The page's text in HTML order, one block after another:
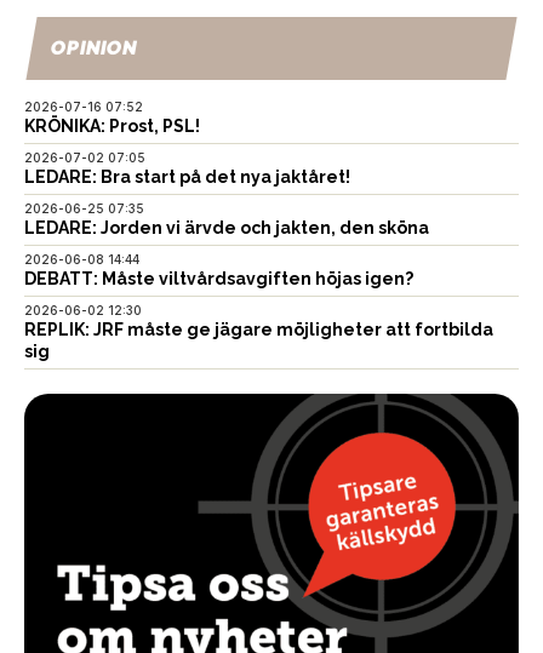
OPINION
2026-07-16 07:52
KRÖNIKA: Prost, PSL!
2026-07-02 07:05
LEDARE: Bra start på det nya jaktåret!
2026-06-25 07:35
LEDARE: Jorden vi ärvde och jakten, den sköna
2026-06-08 14:44
DEBATT: Måste viltvårdsavgiften höjas igen?
2026-06-02 12:30
REPLIK: JRF måste ge jägare möjligheter att fortbilda
sig